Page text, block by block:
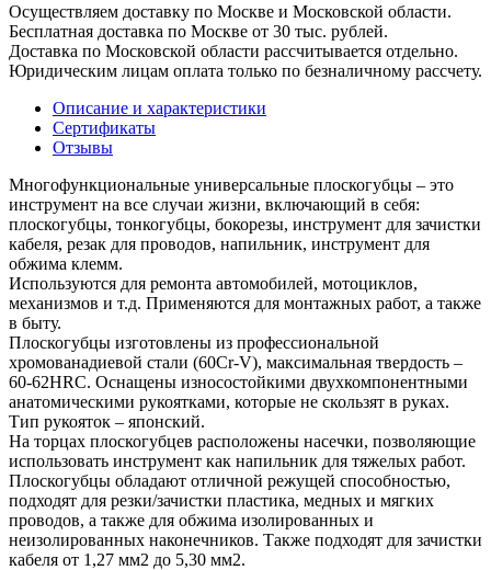
Осуществляем доставку по Москве и Московской области.
Бесплатная доставка по Москве от 30 тыс. рублей.
Доставка по Московской области рассчитывается отдельно.
Юридическим лицам оплата только по безналичному рассчету.
Описание и характеристики
Сертификаты
Отзывы
Многофункциональные универсальные плоскогубцы – это
инструмент на все случаи жизни, включающий в себя:
плоскогубцы, тонкогубцы, бокорезы, инструмент для зачистки
кабеля, резак для проводов, напильник, инструмент для
обжима клемм.
Используются для ремонта автомобилей, мотоциклов,
механизмов и т.д. Применяются для монтажных работ, а также
в быту.
Плоскогубцы изготовлены из профессиональной
хромованадиевой стали (60Cr-V), максимальная твердость –
60-62HRC. Оснащены износостойкими двухкомпонентными
анатомическими рукоятками, которые не скользят в руках.
Тип рукояток – японский.
На торцах плоскогубцев расположены насечки, позволяющие
использовать инструмент как напильник для тяжелых работ.
Плоскогубцы обладают отличной режущей способностью,
подходят для резки/зачистки пластика, медных и мягких
проводов, а также для обжима изолированных и
неизолированных наконечников. Также подходят для зачистки
кабеля от 1,27 мм2 до 5,30 мм2.